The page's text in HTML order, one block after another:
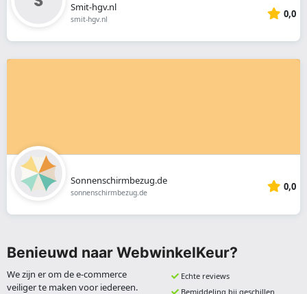
Smit-hgv.nl
smit-hgv.nl 0,0
Sonnenschirmbezug.de
sonnenschirmbezug.de 0,0
Benieuwd naar WebwinkelKeur?
We zijn er om de e-commerce
veiliger te maken voor iedereen.
Echte reviews
Bemiddeling bij geschillen